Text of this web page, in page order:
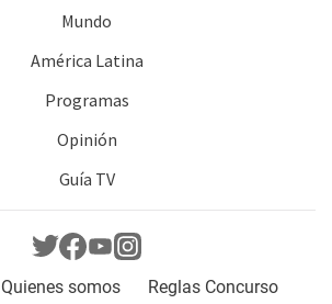
Mundo
América Latina
Programas
Opinión
Guía TV
Quienes somos Reglas Concurso